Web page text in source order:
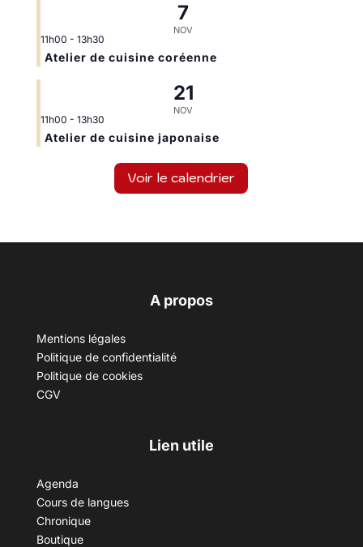
7
NOV
11h00 - 13h30
Atelier de cuisine coréenne
21
NOV
11h00 - 13h30
Atelier de cuisine japonaise
Voir le calendrier
A propos
Mentions légales
Politique de confidentialité
Politique de cookies
CGV
Lien utile
Agenda
Cours de langues
Chronique
Boutique